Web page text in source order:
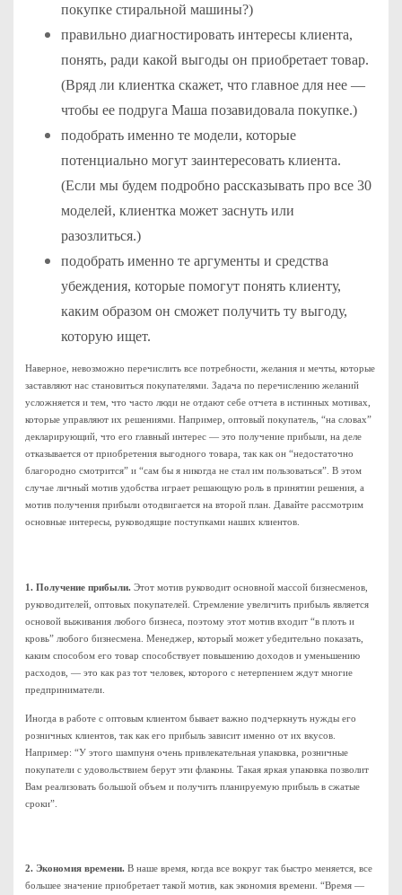
покупке стиральной машины?)
правильно диагностировать интересы клиента,
понять, ради какой выгоды он приобретает товар.
(Вряд ли клиентка скажет, что главное для нее —
чтобы ее подруга Маша позавидовала покупке.)
подобрать именно те модели, которые
потенциально могут заинтересовать клиента.
(Если мы будем подробно рассказывать про все 30
моделей, клиентка может заснуть или
разозлиться.)
подобрать именно те аргументы и средства
убеждения, которые помогут понять клиенту,
каким образом он сможет получить ту выгоду,
которую ищет.
Наверное, невозможно перечислить все потребности, желания и мечты, которые
заставляют нас становиться покупателями. Задача по перечислению желаний
усложняется и тем, что часто люди не отдают себе отчета в истинных мотивах,
которые управляют их решениями. Например, оптовый покупатель, “на словах”
декларирующий, что его главный интерес — это получение прибыли, на деле
отказывается от приобретения выгодного товара, так как он “недостаточно
благородно смотрится” и “сам бы я никогда не стал им пользоваться”. В этом
случае личный мотив удобства играет решающую роль в принятии решения, а
мотив получения прибыли отодвигается на второй план. Давайте рассмотрим
основные интересы, руководящие поступками наших клиентов.
1. Получение прибыли. Этот мотив руководит основной массой бизнесменов,
руководителей, оптовых покупателей. Стремление увеличить прибыль является
основой выживания любого бизнеса, поэтому этот мотив входит “в плоть и
кровь” любого бизнесмена. Менеджер, который может убедительно показать,
каким способом его товар способствует повышению доходов и уменьшению
расходов, — это как раз тот человек, которого с нетерпением ждут многие
предприниматели.
Иногда в работе с оптовым клиентом бывает важно подчеркнуть нужды его
розничных клиентов, так как его прибыль зависит именно от их вкусов.
Например: “У этого шампуня очень привлекательная упаковка, розничные
покупатели с удовольствием берут эти флаконы. Такая яркая упаковка позволит
Вам реализовать большой объем и получить планируемую прибыль в сжатые
сроки”.
2. Экономия времени. В наше время, когда все вокруг так быстро меняется, все
большее значение приобретает такой мотив, как экономия времени. “Время —